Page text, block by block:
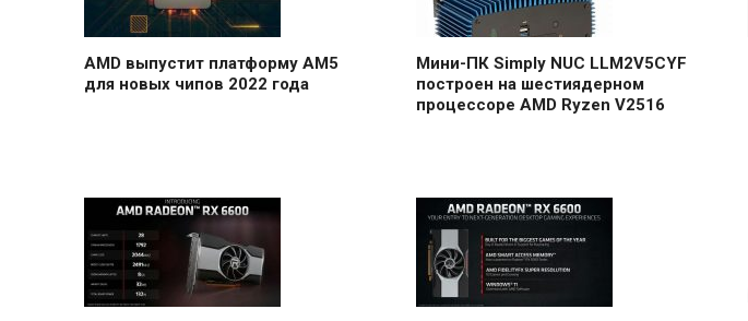
AMD выпустит платформу AM5
для новых чипов 2022 года
Мини-ПК Simply NUC LLM2V5CYF
построен на шестиядерном
процессоре AMD Ryzen V2516